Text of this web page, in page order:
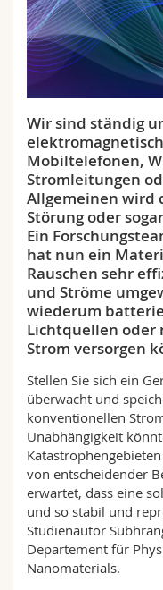
Math.-Nat. und
Interfakultär
Mitarbeitende
Doktorierende
Webmail
Wir sind ständig
Mobiltelefonen,
Stromleitungen
Allgemeinen wird
Störung oder
Ein
hat nun ein
Rauschen sehr
und Ströme
wiederum
Lichtquellen oder
Strom versorgen
Stellen Sie sich ein
überwacht und
konventionellen
Unabhängigkeit
von entscheidender
erwartet, dass eine
und so stabil und
Studienautor
Departement für
Nanomaterials.